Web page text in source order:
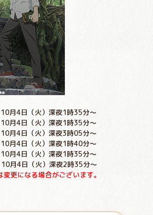
日（火）深夜1時35分～
日（火）深夜1時35分～
日（火）深夜3時05分～
月4日（火）深夜1時40分～
4日（火）深夜1時35分～
4日（火）深夜2時35分～
更になる場合がございます。